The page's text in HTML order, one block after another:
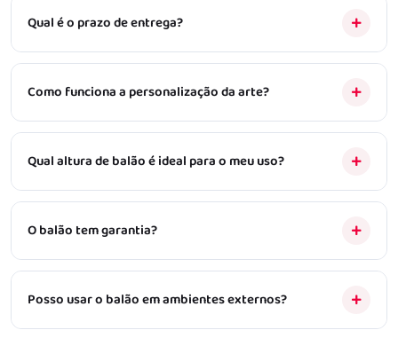
Qual é o prazo de entrega?
Como funciona a personalização da arte?
Qual altura de balão é ideal para o meu uso?
O balão tem garantia?
Posso usar o balão em ambientes externos?